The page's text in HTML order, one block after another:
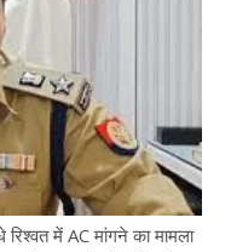
में AC मांगने का मामला